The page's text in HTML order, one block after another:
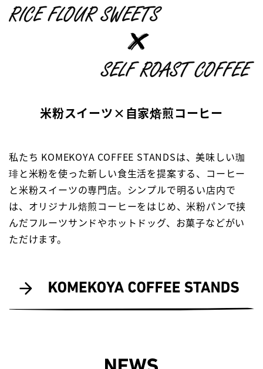
米粉スイーツ×自家焙煎コーヒー
私たち KOMEKOYA COFFEE STANDSは、美味しい珈
琲と米粉を使った新しい食生活を提案する、コーヒー
と米粉スイーツの専門店。シンプルで明るい店内で
は、オリジナル焙煎コーヒーをはじめ、米粉パンで挟
んだフルーツサンドやホットドッグ、お菓子などがい
ただけます。